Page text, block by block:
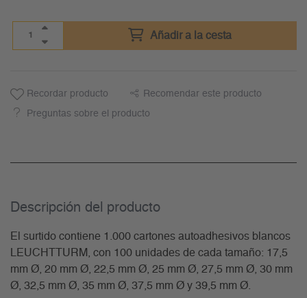
Añadir a la cesta
Recordar producto Recomendar este producto
Preguntas sobre el producto
Descripción del producto
El surtido contiene 1.000 cartones autoadhesivos blancos
LEUCHTTURM, con 100 unidades de cada tamaño: 17,5
mm Ø, 20 mm Ø, 22,5 mm Ø, 25 mm Ø, 27,5 mm Ø, 30 mm
Ø, 32,5 mm Ø, 35 mm Ø, 37,5 mm Ø y 39,5 mm Ø.